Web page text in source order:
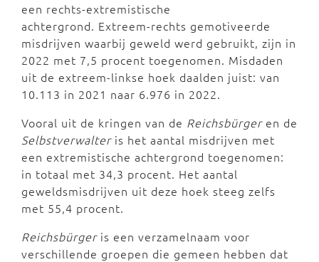
een rechts-extremistische
achtergrond. Extreem-rechts gemotiveerde
misdrijven waarbij geweld werd gebruikt, zijn in
2022 met 7,5 procent toegenomen. Misdaden
uit de extreem-linkse hoek daalden juist: van
10.113 in 2021 naar 6.976 in 2022.
Vooral uit de kringen van de Reichsbürgeren de
Selbstverwalteris het aantal misdrijven met
een extremistische achtergrond toegenomen:
in totaal met 34,3 procent. Het aantal
geweldsmisdrijven uit deze hoek steeg zelfs
met 55,4 procent.
Reichsbürgeris een verzamelnaam voor
verschillende groepen die gemeen hebben dat